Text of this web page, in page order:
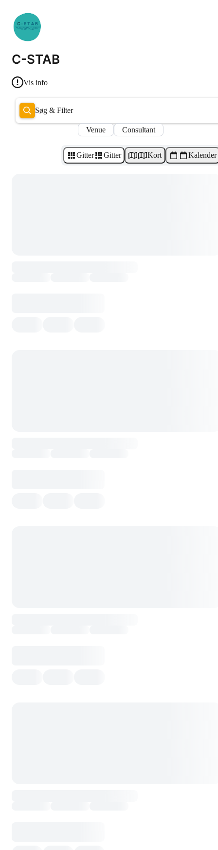
C-STAB
Vis info
Søg & Filter
Venue Consultant
Gitter Gitter Kort Kalender